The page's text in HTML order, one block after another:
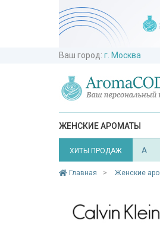
Ваш город: г. Москва
ЖЕНСКИЕ АРОМАТЫ
ХИТЫ ПРОДАЖ A
Главная Женские